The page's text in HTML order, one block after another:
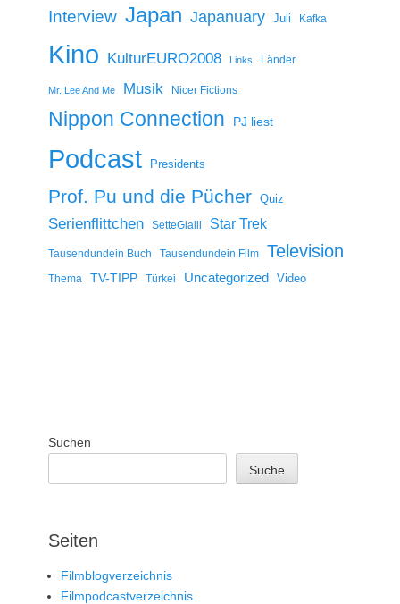
Interview Japan Japanuary Juli Kafka
Kino KulturEURO2008 Links Länder
Mr. Lee And Me Musik Nicer Fictions
Nippon Connection PJ liest
Podcast Presidents
Prof. Pu und die Pücher Quiz
Serienflittchen SetteGialli Star Trek
Tausendundein Buch Tausendundein Film Television
Thema TV-TIPP Türkei Uncategorized Video
Suchen
Suche
Seiten
Filmblogverzeichnis
Filmpodcastverzeichnis